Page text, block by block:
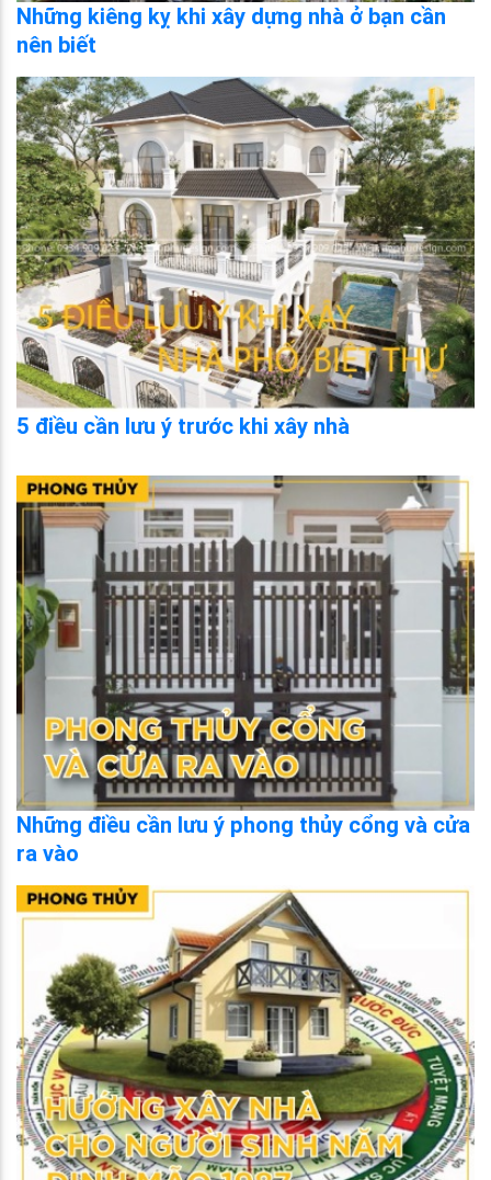
Những kiêng kỵ khi xây dựng nhà ở bạn cần
nên biết
5 điều cần lưu ý trước khi xây nhà
Những điều cần lưu ý phong thủy cổng và cửa
ra vào